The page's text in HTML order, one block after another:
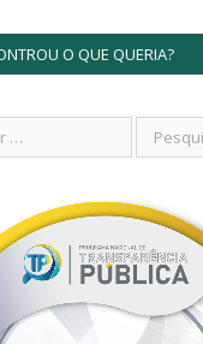
O QUE QUERIA?